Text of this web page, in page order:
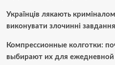
Українців лякають
виконувати злочинні
Компрессионные колготки:
выбирают их для ежедневной